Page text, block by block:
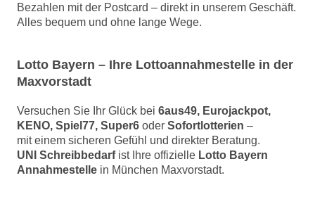
Bezahlen mit der Postcard – direkt in unserem Geschäft.
Alles bequem und ohne lange Wege.
Lotto Bayern – Ihre Lottoannahmestelle in der
Maxvorstadt
Versuchen Sie Ihr Glück bei 6aus49, Eurojackpot,
KENO, Spiel77, Super6 oder Sofortlotterien –
mit einem sicheren Gefühl und direkter Beratung.
UNI Schreibbedarfist Ihre offizielle Lotto Bayern
Annahmestelle in München Maxvorstadt.